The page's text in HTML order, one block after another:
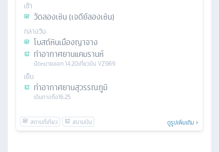
เช้า
วัดลองเซิน (เจดีย์ลองเซิน)
กลางวัน
โบสถ์หินเมืองญาจาง
ท่าอากาศยานแคมรานห์
นัดหมายออก14.20เที่ยวบิน VZ969
เย็น
ท่าอากาศยานสุวรรณภูมิ
เดินทางถึง16.25
ดูรูปเพิ่มเติม